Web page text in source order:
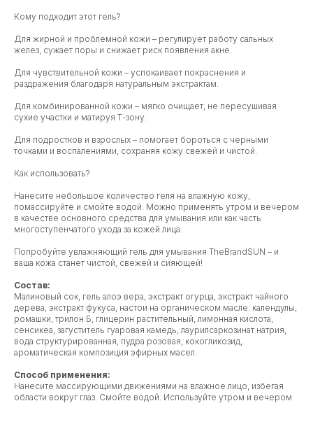
Кому подходит этот гель?
Для жирной и проблемной кожи – регулирует работу сальных
желез, сужает поры и снижает риск появления акне.
Для чувствительной кожи – успокаивает покраснения и
раздражения благодаря натуральным экстрактам.
Для комбинированной кожи – мягко очищает, не пересушивая
сухие участки и матируя Т-зону.
Для подростков и взрослых – помогает бороться с черными
точками и воспалениями, сохраняя кожу свежей и чистой.
Как использовать?
Нанесите небольшое количество геля на влажную кожу,
помассируйте и смойте водой. Можно применять утром и вечером
в качестве основного средства для умывания или как часть
многоступенчатого ухода за кожей лица.
Попробуйте увлажняющий гель для умывания TheBrandSUN – и
ваша кожа станет чистой, свежей и сияющей!
Состав:
Малиновый сок, гель алоэ вера, экстракт огурца, экстракт чайного
дерева, экстракт фукуса, настои на органическом масле: календулы,
ромашки, трилон Б, глицерин растительный, лимонная кислота,
сенсикеа, загуститель гуаровая камедь, лаурилсаркозинат натрия,
вода структурированная, пудра розовая, кокогликозид,
ароматическая композиция эфирных масел.
Способ применения:
Нанесите массирующими движениями на влажное лицо, избегая
области вокруг глаз. Смойте водой. Используйте утром и вечером